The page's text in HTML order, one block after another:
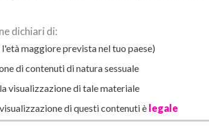
dichiari di:
l'età maggiore prevista nel tuo paese)
di contenuti di natura sessuale
visualizzazione di tale materiale
di questi contenuti è legale
rilasso un po’ i piedi? Oggi questi tacchi mi
liberarsi dalle scarpe. Le dita affusolate,
gli faceva quella vista. Lo stava provocando di